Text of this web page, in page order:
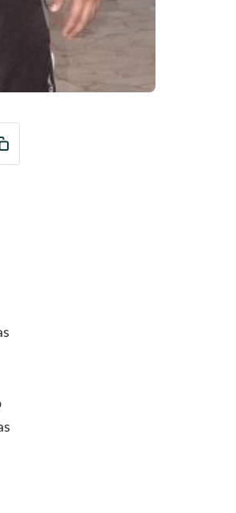
selecao-brasileira-conquista-3o-titulo-